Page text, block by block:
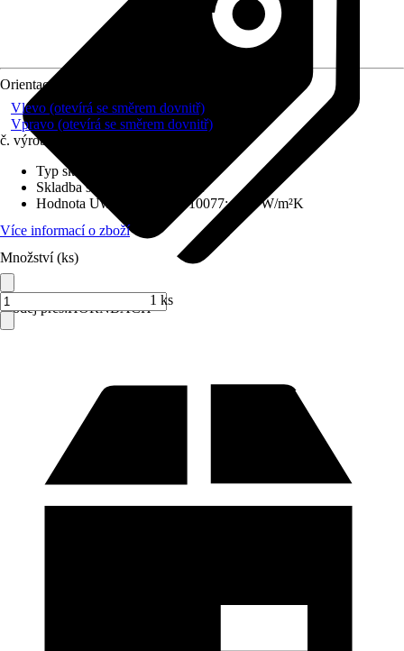
Prodej přes:HORNBACH
Orientace
Vlevo (otevírá se směrem dovnitř)
Vpravo (otevírá se směrem dovnitř)
č. výrobku
Typ skla
Skladba skla
Trojitě zasklené
Hodnota Uw dle DIN EN 10077:0,98 W/m²K
Více informací o zboží
Množství (ks)
1 ks